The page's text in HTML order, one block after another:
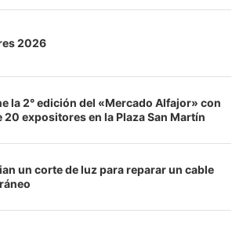
2026
la 2° edición del «Mercado Alfajor» con
20 expositores en la Plaza San Martín
un corte de luz para reparar un cable